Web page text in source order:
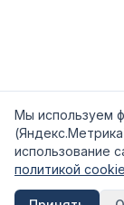
Мы используем
использование
политикой cookie